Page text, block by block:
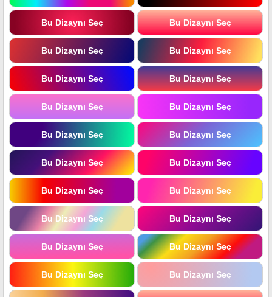
Bu Dizaynı Seç Bu Dizaynı Seç
Bu Dizaynı Seç Bu Dizaynı Seç
Bu Dizaynı Seç Bu Dizaynı Seç
Bu Dizaynı Seç Bu Dizaynı Seç
Bu Dizaynı Seç Bu Dizaynı Seç
Bu Dizaynı Seç Bu Dizaynı Seç
Bu Dizaynı Seç Bu Dizaynı Seç
Bu Dizaynı Seç Bu Dizaynı Seç
Bu Dizaynı Seç Bu Dizaynı Seç
Bu Dizaynı Seç Bu Dizaynı Seç